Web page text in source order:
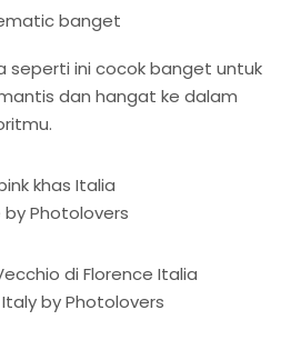
banget
seperti ini cocok banget untuk
dan hangat ke dalam
by Photolovers
by Photolovers